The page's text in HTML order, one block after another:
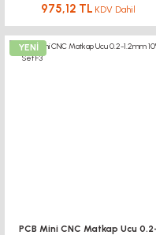
975,12 TL KDV Dahil
YENİ
PCB Mini CNC Matkap Ucu